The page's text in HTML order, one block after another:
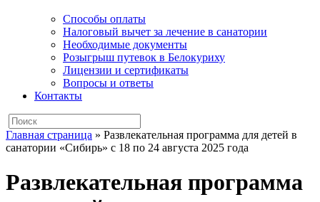
Способы оплаты
Налоговый вычет за лечение в санатории
Необходимые документы
Розыгрыш путевок в Белокуриху
Лицензии и сертификаты
Вопросы и ответы
Контакты
Главная страница » Развлекательная программа для детей в
санатории «Сибирь» с 18 по 24 августа 2025 года
Развлекательная программа